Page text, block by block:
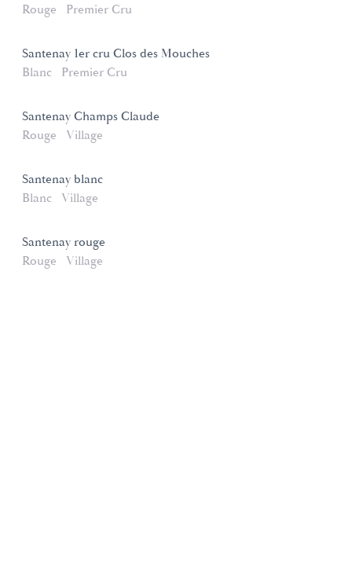
Rouge
Premier Cru
Santenay 1er cru Clos des Mouches
Blanc
Premier Cru
Santenay Champs Claude
Rouge
Village
Santenay blanc
Blanc
Village
Santenay rouge
Rouge
Village